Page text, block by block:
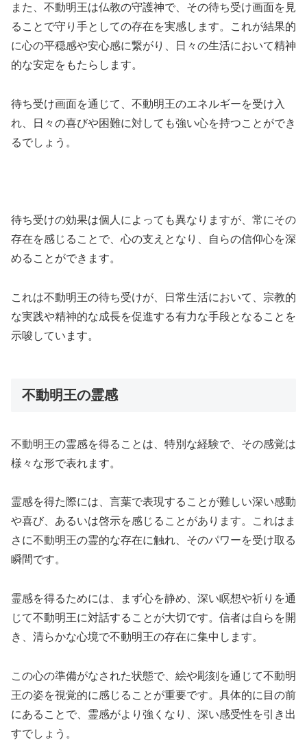
また、不動明王は仏教の守護神で、その待ち受け画面を見
ることで守り手としての存在を実感します。これが結果的
に心の平穏感や安心感に繋がり、日々の生活において精神
的な安定をもたらします。
待ち受け画面を通じて、不動明王のエネルギーを受け入
れ、日々の喜びや困難に対しても強い心を持つことができ
るでしょう。
待ち受けの効果は個人によっても異なりますが、常にその
存在を感じることで、心の支えとなり、自らの信仰心を深
めることができます。
これは不動明王の待ち受けが、日常生活において、宗教的
な実践や精神的な成長を促進する有力な手段となることを
示唆しています。
不動明王の霊感
不動明王の霊感を得ることは、特別な経験で、その感覚は
様々な形で表れます。
霊感を得た際には、言葉で表現することが難しい深い感動
や喜び、あるいは啓示を感じることがあります。これはま
さに不動明王の霊的な存在に触れ、そのパワーを受け取る
瞬間です。
霊感を得るためには、まず心を静め、深い瞑想や祈りを通
じて不動明王に対話することが大切です。信者は自らを開
き、清らかな心境で不動明王の存在に集中します。
この心の準備がなされた状態で、絵や彫刻を通じて不動明
王の姿を視覚的に感じることが重要です。具体的に目の前
にあることで、霊感がより強くなり、深い感受性を引き出
すでしょう。